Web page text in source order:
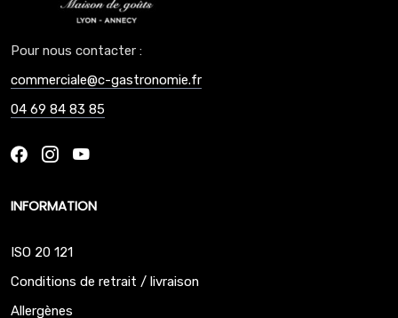
Pour nous contacter :
commerciale@c-gastronomie.fr
04 69 84 83 85
INFORMATION
ISO 20 121
Conditions de retrait / livraison
Allergènes